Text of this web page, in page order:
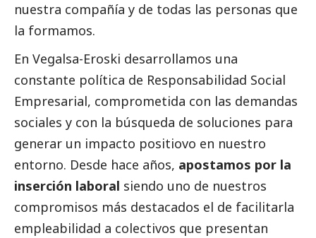
nuestra compañía y de todas las personas que
la formamos.
En Vegalsa-Eroski desarrollamos una
constante política de Responsabilidad Social
Empresarial, comprometida con las demandas
sociales y con la búsqueda de soluciones para
generar un impacto positiovo en nuestro
entorno. Desde hace años, apostamos por la
inserción laboral siendo uno de nuestros
compromisos más destacados el de facilitarla
empleabilidad a colectivos que presentan